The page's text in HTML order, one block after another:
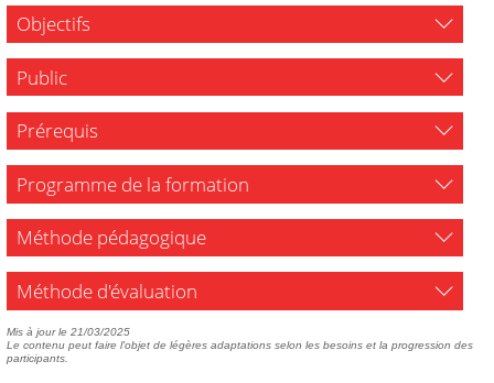
Objectifs
Public
Prérequis
Programme de la formation
Méthode pédagogique
Méthode d'évaluation
Mis à jour le 21/03/2025
Le contenu peut faire l'objet de légères adaptations selon les besoins et la progression des
participants.